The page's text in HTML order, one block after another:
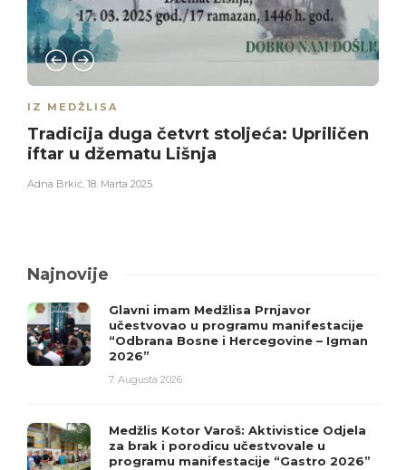
IZ MEDŽLISA
Tradicija duga četvrt stoljeća: Upriličen
iftar u džematu Lišnja
Adna Brkić, 18. Marta 2025.
Najnovije
Glavni imam Medžlisa Prnjavor
učestvovao u programu manifestacije
“Odbrana Bosne i Hercegovine – Igman
2026”
7. Augusta 2026.
Medžlis Kotor Varoš: Aktivistice Odjela
za brak i porodicu učestvovale u
programu manifestacije “Gastro 2026”